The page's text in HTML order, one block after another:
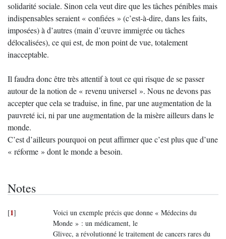
solidarité sociale. Sinon cela veut dire que les tâches pénibles mais
indispensables seraient « confiées » (c’est-à-dire, dans les faits,
imposées) à d’autres (main d’œuvre immigrée ou tâches
délocalisées), ce qui est, de mon point de vue, totalement
inacceptable.
Il faudra donc être très attentif à tout ce qui risque de se passer
autour de la notion de « revenu universel ». Nous ne devons pas
accepter que cela se traduise, in fine, par une augmentation de la
pauvreté ici, ni par une augmentation de la misère ailleurs dans le
monde.
C’est d’ailleurs pourquoi on peut affirmer que c’est plus que d’une
« réforme » dont le monde a besoin.
Notes
[1]
Voici un exemple précis que donne « Médecins du
Monde » : un médicament, le
Glivec, a révolutionné le traitement de cancers rares du